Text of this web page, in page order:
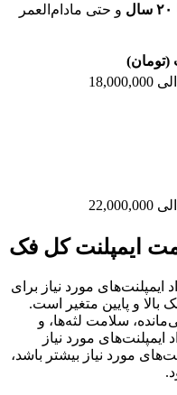
و حتی مادام‌العمر
(تومان)
ایمپلنت کل فک
ایمپلنت‌های مورد نیاز برای
و پایین متغیر است.
سلامت لثه‌ها، و
مورد نیاز
مورد نیاز بیشتر باشد،